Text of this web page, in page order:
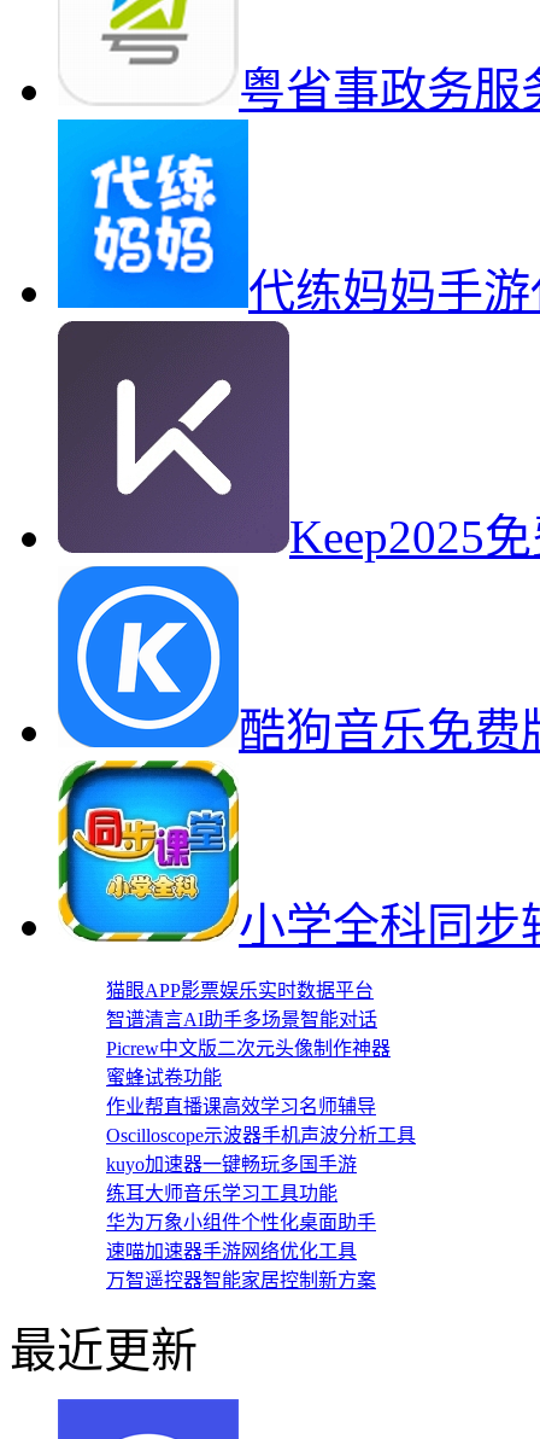
粤省事政务服
代练妈妈手
Keep2025
酷狗音乐免费
小学全科同步
猫眼APP影票娱乐实时数据平台
智谱清言AI助手多场景智能对话
Picrew中文版二次元头像制作神器
蜜蜂试卷功能
作业帮直播课高效学习名师辅导
Oscilloscope示波器手机声波分析工具
kuyo加速器一键畅玩多国手游
练耳大师音乐学习工具功能
华为万象小组件个性化桌面助手
速喵加速器手游网络优化工具
万智遥控器智能家居控制新方案
最近更新